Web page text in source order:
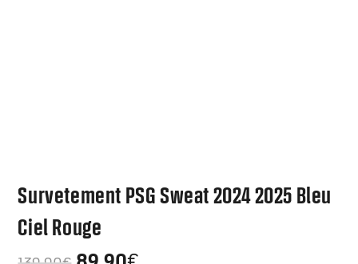
Survetement PSG Sweat 2024 2025 Bleu
Ciel Rouge